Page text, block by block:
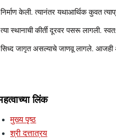
निर्माण केली. त्यानंतर यथाआर्थिक कुवत
त्या स्थानाची कीर्ती दूरवर पसरू लागली.
सिध्द जागृत असल्याचे जाणवू लागले. आजही
लिंक
मुख्य पृष्ठ
श्री दत्तात्रय